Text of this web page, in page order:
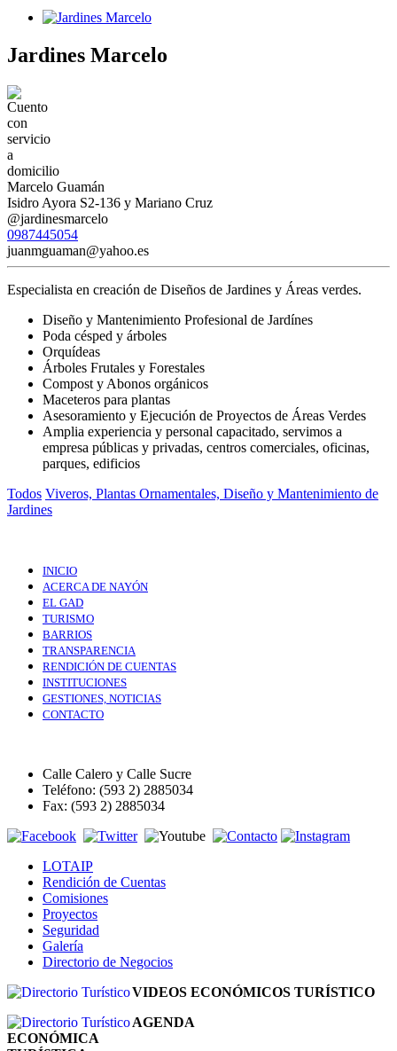
Jardines Marcelo
Marcelo Guamán
Isidro Ayora S2-136 y Mariano Cruz
@jardinesmarcelo
0987445054
juanmguaman@yahoo.es
Especialista en creación de Diseños de Jardines y Áreas verdes.
Diseño y Mantenimiento Profesional de Jardínes
Poda césped y árboles
Orquídeas
Árboles Frutales y Forestales
Compost y Abonos orgánicos
Maceteros para plantas
Asesoramiento y Ejecución de Proyectos de Áreas Verdes
Amplia experiencia y personal capacitado, servimos a
empresa públicas y privadas, centros comerciales, oficinas,
parques, edificios
Todos Viveros, Plantas Ornamentales, Diseño y Mantenimiento de
Jardines
INICIO
ACERCA DE NAYÓN
EL GAD
TURISMO
BARRIOS
TRANSPARENCIA
RENDICIÓN DE CUENTAS
INSTITUCIONES
GESTIONES, NOTICIAS
CONTACTO
Calle Calero y Calle Sucre
Teléfono: (593 2) 2885034
Fax: (593 2) 2885034
LOTAIP
Rendición de Cuentas
Comisiones
Proyectos
Seguridad
Galería
Directorio de Negocios
VIDEOS ECONÓMICOS TURÍSTICO
AGENDA
ECONÓMICA